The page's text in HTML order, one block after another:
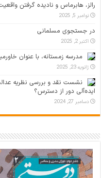
رالز، هابرماس و نادیده گرفتن
نوامبر 5, 2025
در جستجوی مسلمانی
اکتبر 2, 2025
مدرسه زمستانه، با عنوان
ژانویه 23, 2025
نشست نقد و بررسی نظریه
ایده‌آلی دور از دسترس؟
دسامبر 27, 2024